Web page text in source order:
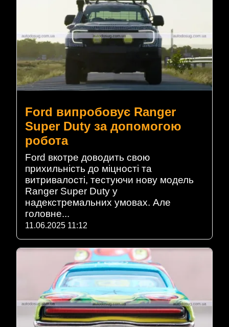
Ford випробовує Ranger
Super Duty за допомогою
робота
Ford вкотре доводить свою
прихильність до міцності та
витривалості, тестуючи нову модель
Ranger Super Duty у
надекстремальних умовах. Але
головне...
11.06.2025 11:12